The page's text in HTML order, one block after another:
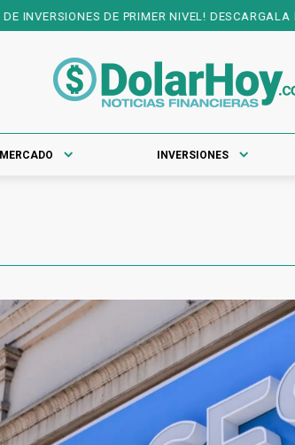
DE PRIMER NIVEL! DESCARGALA EN:
MERCADO INVERSIONES